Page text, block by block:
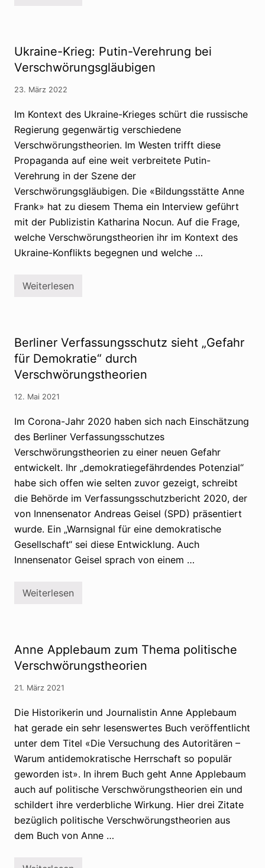
n
g
a
s
c
h
t
s
e
x
t
e
m
e
n
V
e
r
d
h
l
e
i
n
n
d
s
E
i
f
l
u
s
s
a
f
d
e
u
t
s
c
h
s
a
c
V
e
r
s
c
w
u
n
g
s
l
ä
u
b
i
g
e
Ukraine-Krieg: Putin-Verehrung bei
Verschwörungsgläubigen
23. März 2022
Im Kontext des Ukraine-Krieges schürt die russische
Regierung gegenwärtig verschiedene
Verschwörungstheorien. Im Westen trifft diese
Propaganda auf eine weit verbreitete Putin-
Verehrung in der Szene der
Verschwörungsgläubigen. Die «Bildungsstätte Anne
Frank» hat zu diesem Thema ein Interview geführt
mit der Publizistin Katharina Nocun. Auf die Frage,
welche Verschwörungstheorien ihr im Kontext des
Ukraine-Konflikts begegnen und welche …
U
e
-
K
r
e
g
P
u
t
i
-
V
e
r
h
r
u
n
b
V
w
ö
r
n
g
l
ä
u
i
g
e
n
Weiterlesen
Berliner Verfassungsschutz sieht „Gefahr
für Demokratie“ durch
Verschwörungstheorien
12. Mai 2021
Im Corona-Jahr 2020 haben sich nach Einschätzung
des Berliner Verfassungsschutzes
Verschwörungstheorien zu einer neuen Gefahr
entwickelt. Ihr „demokratiegefährdendes Potenzial“
habe sich offen wie selten zuvor gezeigt, schreibt
die Behörde im Verfassungsschutzbericht 2020, der
von Innensenator Andreas Geisel (SPD) präsentiert
wurde. Ein „Warnsignal für eine demokratische
Gesellschaft“ sei diese Entwicklung. Auch
Innensenator Geisel sprach von einem …
B
n
e
r
V
e
r
a
s
s
u
n
g
s
c
h
u
z
s
i
Weiterlesen
Anne Applebaum zum Thema politische
Verschwörungstheorien
21. März 2021
Die Historikerin und Journalistin Anne Applebaum
hat gerade ein sehr lesenswertes Buch veröffentlicht
unter dem Titel «Die Versuchung des Autoritären –
Warum antidemokratische Herrschaft so populär
geworden ist». In ihrem Buch geht Anne Applebaum
auch auf politische Verschwörungstheorien ein und
schildert ihre verderbliche Wirkung. Hier drei Zitate
bezüglich politische Verschwörungstheorien aus
dem Buch von Anne …